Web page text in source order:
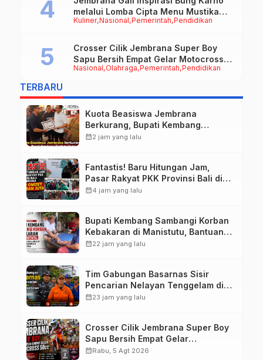
Kuliner Nasional Pemerintah Pendidikan
melalui Lomba Cipta Menu Mustika
Rasa
Nasional Olahraga Pemerintah Pendidikan
Crosser Cilik Jembrana Super Boy
Sapu Bersih Empat Gelar Motocross
50cc
TERBARU
Kuota Beasiswa Jembrana
Berkurang, Bupati Kembang
Siapkan Upaya Penambahan di
calendar_month2 jam yang lalu
Fantastis! Baru Hitungan Jam,
Pasar Rakyat PKK Provinsi Bali di
Jembrana Raup Omzet Ratusan
calendar_month4 jam yang lalu
Bupati Kembang Sambangi Korban
Kebakaran di Manistutu, Bantuan
Disalurkan untuk Ringankan Beban
calendar_month22 jam yang lalu
Tim Gabungan Basarnas Sisir
Pencarian Nelayan Tenggelam di
Perairan Pantai Pengambengan
calendar_month23 jam yang lalu
Crosser Cilik Jembrana Super Boy
Sapu Bersih Empat Gelar
Motocross 50cc
calendar_monthRabu, 5 Agt 2026